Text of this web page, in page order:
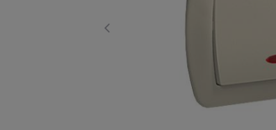
Systemy bezpieczeństwa
Systemy HVAC
Technika grzewcza
Technika instalacyjna